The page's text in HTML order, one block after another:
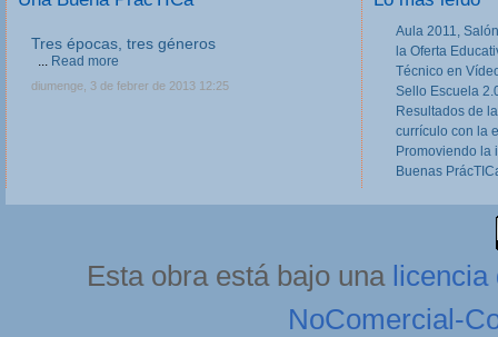
Tres épocas, tres géneros
... Read more
diumenge, 3 de febrer de 2013 12:25
Aula 2011,
la Oferta
Técnico en
Sello Escuela
Resultados de
currículo con la
Promoviendo la
Buenas
Esta obra está bajo una licencia
NoComercial-